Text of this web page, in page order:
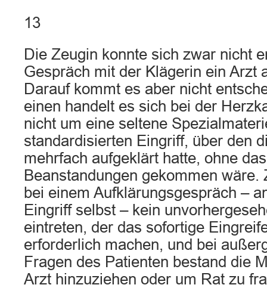
13
Die Zeugin konnte sich zwar nicht
Gespräch mit der Klägerin ein Arzt
Darauf kommt es aber nicht
einen handelt es sich bei der
nicht um eine seltene
standardisierten Eingriff, über den
mehrfach aufgeklärt hatte, ohne
Beanstandungen gekommen wäre.
bei einem Aufklärungsgespräch –
Eingriff selbst – kein
eintreten, der das sofortige
erforderlich machen, und bei
Fragen des Patienten bestand die
Arzt hinzuziehen oder um Rat zu